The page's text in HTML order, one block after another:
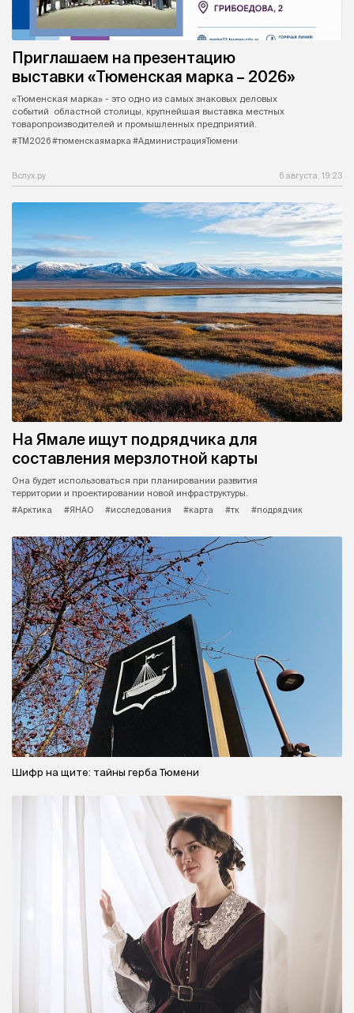
Приглашаем на презентацию
выставки «Тюменская марка – 2026»
«Тюменская марка» - это одно из самых знаковых деловых
событий областной столицы, крупнейшая выставка местных
товаропроизводителей и промышленных предприятий.
#ТМ2026 #тюменскаямарка #АдминистрацияТюмени
Вслух.ру 6 августа, 19:23
На Ямале ищут подрядчика для
составления мерзлотной карты
Она будет использоваться при планировании развития
территории и проектировании новой инфраструктуры.
#Арктика
#ЯНАО #исследования #карта #тк #подрядчик
Шифр на щите: тайны герба Тюмени